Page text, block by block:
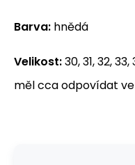
Barva: hnědá
Velikost:30, 31, 32,
měl cca odpovídat